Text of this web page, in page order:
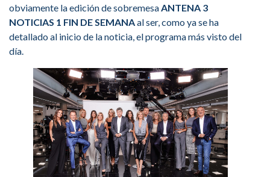
obviamente la edición de sobremesaANTENA 3
NOTICIAS 1 FIN DE SEMANAal ser, como ya se ha
detallado al inicio de la noticia, el programa más visto del
día.